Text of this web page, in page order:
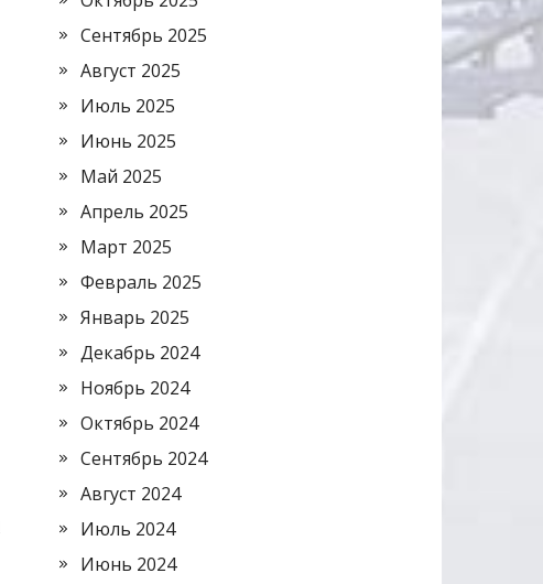
Сентябрь 2025
Август 2025
Июль 2025
Июнь 2025
Май 2025
Апрель 2025
Март 2025
Февраль 2025
Январь 2025
Декабрь 2024
Ноябрь 2024
Октябрь 2024
Сентябрь 2024
Август 2024
Июль 2024
Июнь 2024